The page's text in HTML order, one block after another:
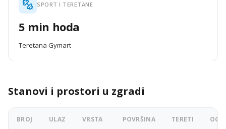
SPORT I TERETANE
5 min hoda
Teretana Gymart
Stanovi i prostori u zgradi
BROJ ULAZ VRSTA POVRŠINA TERETI